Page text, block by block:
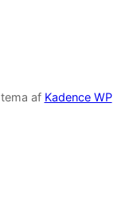
af Kadence WP